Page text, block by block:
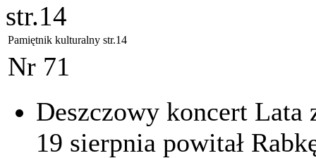
str.14
Pamiętnik kulturalny str.14
Nr 71
Deszczowy koncert Lata
19 sierpnia powitał